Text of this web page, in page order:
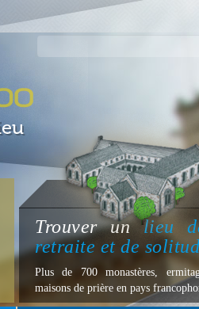
Trouver un lieu
retraite et de
Plus de 700 monastères,
maisons de prière en pays